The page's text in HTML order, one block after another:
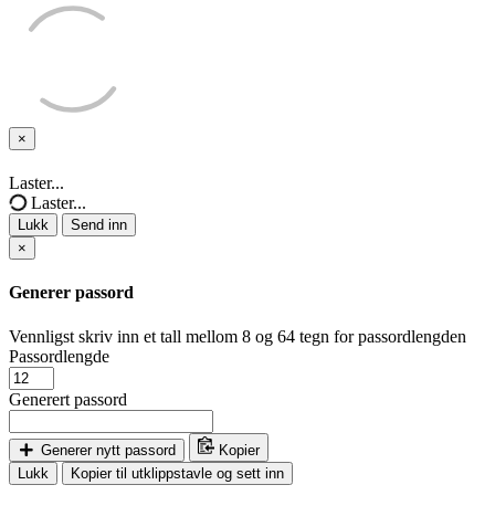
×
Lukk
Laster...
Laster...
Lukk
Send inn
×
Generer passord
Vennligst skriv inn et tall mellom 8 og 64 tegn for passordlengden
Passordlengde
Generert passord
Generer nytt passord
Kopier
Lukk
Kopier til utklippstavle og sett inn